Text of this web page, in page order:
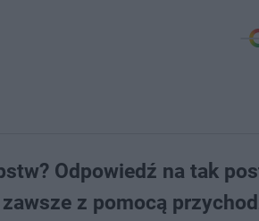
Odpowiedź na tak
z pomocą